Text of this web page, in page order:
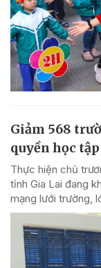
Giảm 568
quyền học
Thực hiện chủ
tỉnh Gia Lai đang
mạng lưới trường,